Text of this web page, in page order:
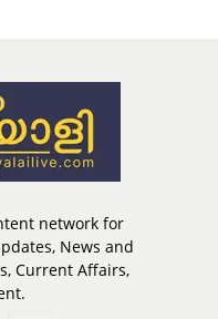
network for
News and
Current Affairs,